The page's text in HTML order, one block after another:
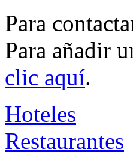
Para
Para añadir
clic aquí.
Hoteles
Restaurantes